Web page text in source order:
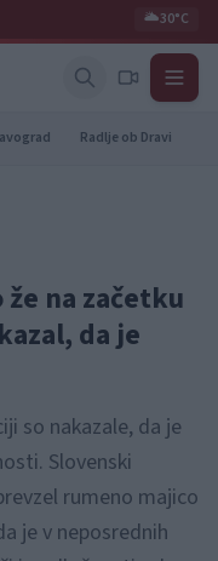
🌥️30°C
Radlje ob Dravi
na začetku
da je
so nakazale, da je
Slovenski
rumeno majico
je v neposrednih